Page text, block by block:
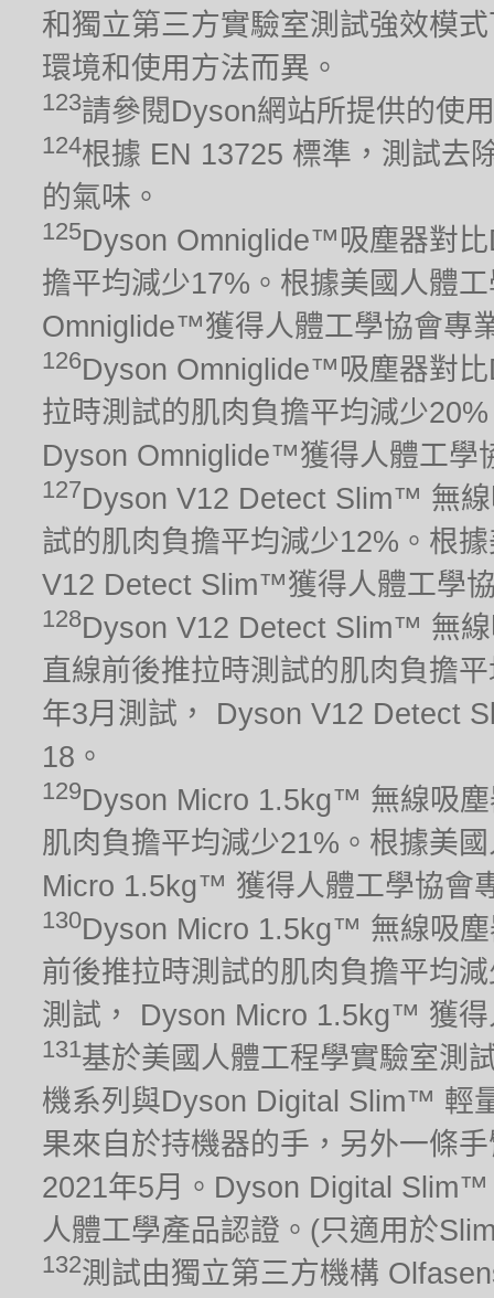
和獨立第三方實驗室測試強效模
環境和使用方法而異。
123請參閱Dyson網站所提供的使
124根據 EN 13725 標準，測試去
的氣味。
125Dyson Omniglide™吸塵器對
擔平均減少17%。根據美國人體
Omniglide™獲得人體工學協會專
126Dyson Omniglide™吸塵器對
拉時測試的肌肉負擔平均減少
Dyson Omniglide™獲得人體工學
127Dyson V12 Detect Slim™ 無
試的肌肉負擔平均減少12%。根
V12 Detect Slim™獲得人體工學
128Dyson V12 Detect Slim™ 無
直線前後推拉時測試的肌肉負擔
年3月測試， Dyson V12 Detect
18。
129Dyson Micro 1.5kg™ 無線吸
肌肉負擔平均減少21%。根據美
Micro 1.5kg™ 獲得人體工學協會
130Dyson Micro 1.5kg™ 無線吸
前後推拉時測試的肌肉負擔平均
測試， Dyson Micro 1.5kg™ 獲
131基於美國人體工程學實驗室測
機系列與Dyson Digital Slim™ 輕
果來自於持機器的手，另外一條
2021年5月。Dyson Digital
人體工學產品認證。(只適用於
132測試由獨立第三方機構